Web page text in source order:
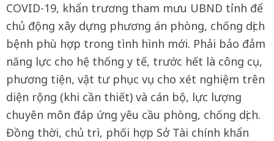
COVID-19, khẩn trương tham mưu UBND tỉnh để
chủ động xây dựng phương án phòng, chống dịch
bệnh phù hợp trong tình hình mới. Phải bảo đảm
năng lực cho hệ thống y tế, trước hết là công cụ,
phương tiện, vật tư phục vụ cho xét nghiệm trên
diện rộng (khi cần thiết) và cán bộ, lực lượng
chuyên môn đáp ứng yêu cầu phòng, chống dịch.
Đồng thời, chủ trì, phối hợp Sở Tài chính khẩn